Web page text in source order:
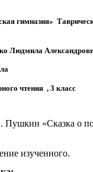
гимназия»
Людмила
чтения , 3 класс
Пушкин «Сказка о
изученного.